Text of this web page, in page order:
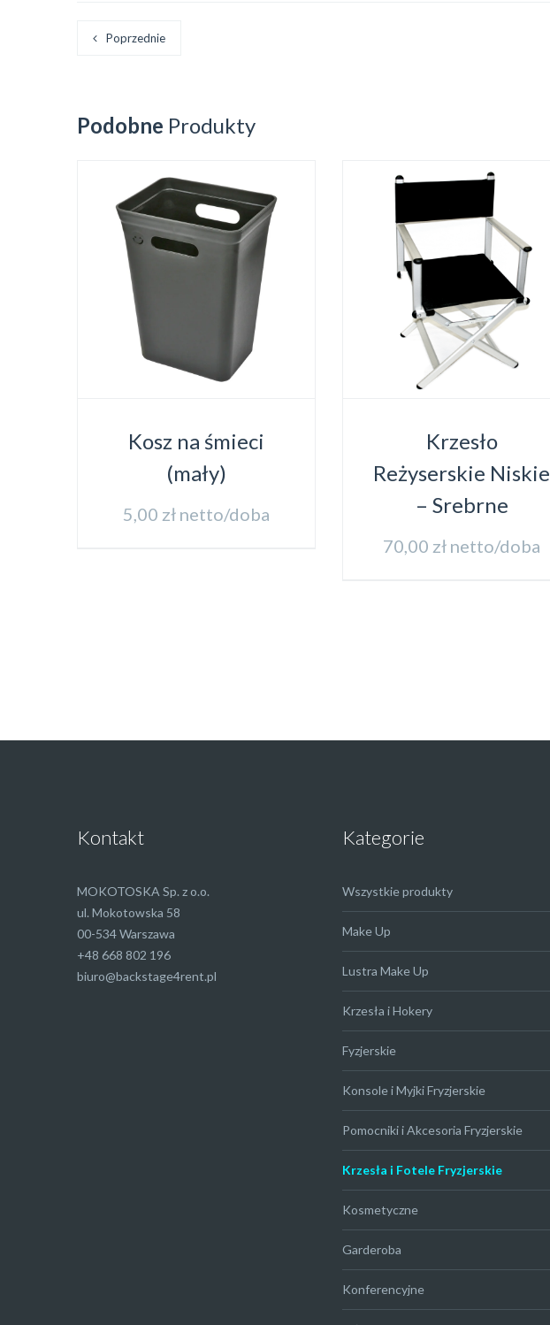
Poprzednie
Podobne Produkty
Kosz na śmieci
(mały)
5,00 zł netto/doba
Krzesło
Reżyserskie Niskie
– Srebrne
70,00 zł netto/doba
Kontakt
MOKOTOSKA Sp. z o.o.
ul. Mokotowska 58
00-534 Warszawa
+48 668 802 196
biuro@backstage4rent.pl
Kategorie
Wszystkie produkty
Make Up
Lustra Make Up
Krzesła i Hokery
Fyzjerskie
Konsole i Myjki Fryzjerskie
Pomocniki i Akcesoria Fryzjerskie
Krzesła i Fotele Fryzjerskie
Kosmetyczne
Garderoba
Konferencyjne